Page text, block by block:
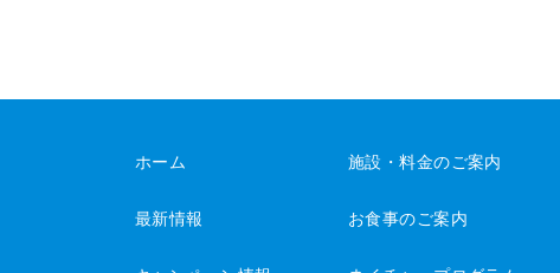
ホーム
最新情報
施設・料金のご案内
お食事のご案内